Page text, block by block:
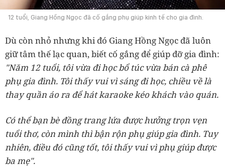
12 tuổi, Giang Hồng Ngọc đã cố gắng phụ giúp kinh tế cho gia đình.
Dù còn nhỏ nhưng khi đó Giang Hồng Ngọc đã luôn
giữ tâm thế lạc quan, biết cố gắng để giúp đỡ gia đình:
"Năm 12 tuổi, tôi vừa đi học bổ túc vừa bán cà phê
phụ gia đình. Tôi thấy vui vì sáng đi học, chiều về là
thay quần áo ra để hát karaoke kéo khách vào quán.
Có thể bạn bè đồng trang lứa được hưởng trọn vẹn
tuổi thơ, còn mình thì bận rộn phụ giúp gia đình. Tuy
nhiên, điều đó cũng tốt, tôi thấy vui vì phụ giúp được
ba mẹ".